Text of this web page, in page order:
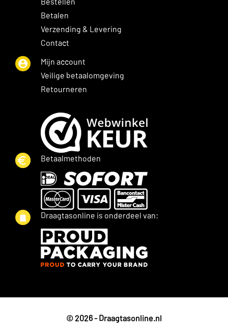
Betalen
Verzending & Levering
Contact
Mijn account
Veilige betaalomgeving
Retourneren
Betaalmethoden
Draagtasonline is onderdeel van:
© 2026 - Draagtasonline.nl